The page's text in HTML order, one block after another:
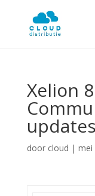
Xelion
updates
door cloud | mei